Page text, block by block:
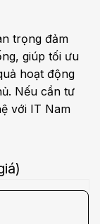
trọng đảm
giúp tối ưu
hoạt động
Nếu cần tư
với IT Nam